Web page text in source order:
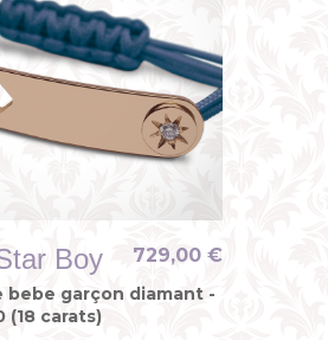
Boy
bebe garçon diamant -
(18 carats)
729,00 €